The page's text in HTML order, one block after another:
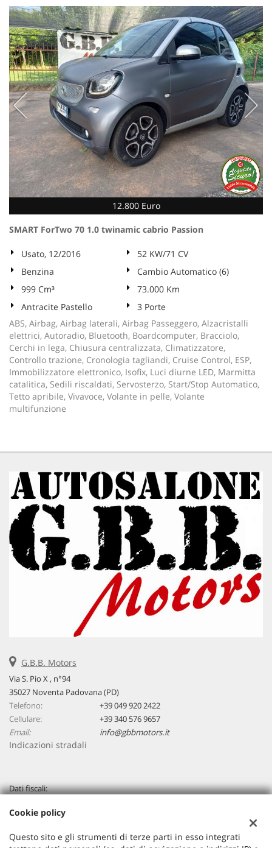
12.800 Euro
SMART ForTwo 70 1.0 twinamic cabrio Passion
Usato, 12/2016
52 KW/71 CV
Benzina
Cambio Automatico (6)
999 Cm³
73.000 Km
Antracite Pastello
3 Porte
ABS, Airbag, Airbag laterali, Airbag Passeggero, Alzacristalli
elettrici, Autoradio, Bluetooth, Boardcomputer, Bracciolo,
Cerchi in lega, Chiusura centralizzata, Climatizzatore,
Controllo trazione, Cronologia tagliandi, Cruise Control, ESP,
Immobilizzatore elettronico, Isofix, Luci diurne LED, Marmitta
catalitica, Sedili riscaldati, Servosterzo, Start/Stop Automatico,
Tetto apribile, Vivavoce, Volante in pelle, Volante
multifunzione
G.B.B. Motors
Via S. Pio X , n°94
35027 Noventa Padovana (PD)
Telefono:
+39 049 920 2422
Cellulare:
+39 340 576 9657
Email:
info@gbbmotors.it
Indicazioni stradali
Dati fiscali:
Via Venezia, 94 - Loc. Capriccio - Vigonza (PD)
Registro delle imprese:PD
Cookie policy
Questo sito e gli strumenti di terze parti in esso integrati